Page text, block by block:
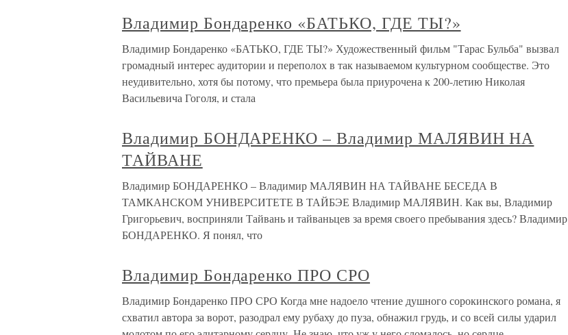
Владимир Бондаренко «БАТЬКО, ГДЕ ТЫ?»
Владимир Бондаренко «БАТЬКО, ГДЕ ТЫ?» Художественный фильм "Тарас Бульба" вызвал
громадный интерес аудитории и переполох в так называемом культурном сообществе. Это
неудивительно, хотя бы потому, что премьера была приурочена к 200-летию Николая
Васильевича Гоголя, и стала
Владимир БОНДАРЕНКО – Владимир МАЛЯВИН НА
ТАЙВАНЕ
Владимир БОНДАРЕНКО – Владимир МАЛЯВИН НА ТАЙВАНЕ БЕСЕДА В
ТАМКАНСКОМ УНИВЕРСИТЕТЕ В ТАЙБЭЕ Владимир МАЛЯВИН. Как вы, Владимир
Григорьевич, восприняли Тайвань и тайваньцев за время своего пребывания здесь? Владимир
БОНДАРЕНКО. Я понял, что
Владимир Бондаренко ПРО СРО
Владимир Бондаренко ПРО СРО Когда мне надоело чтение душного сорокинского романа, я
схватил автора за ворот, разодрал ему рубаху до пуза, обнажил грудь, и со всей силы ударил